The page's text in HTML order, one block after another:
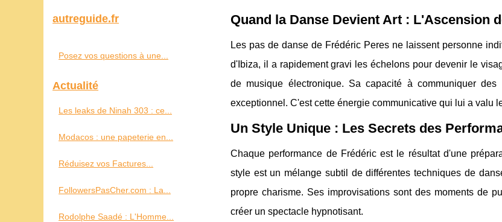
Quand la Danse Devient Art : L'Ascension
Les pas de danse de Frédéric Peres ne laissent personne
d'Ibiza, il a rapidement gravi les échelons pour devenir le
de musique électronique. Sa capacité à communiquer
exceptionnel. C'est cette énergie communicative qui lui a valu
Un Style Unique : Les Secrets des
Chaque performance de Frédéric est le résultat d'une
style est un mélange subtil de différentes techniques de
propre charisme. Ses improvisations sont des moments de
créer un spectacle hypnotisant.
autreguide.fr
Posez vos questions à une...
Actualité
Les leaks de Ninah 303 : ce...
Modacos : une papeterie en...
Réduisez vos Factures...
FollowersPasCher.com : La...
Rodolphe Saadé : L'Homme...